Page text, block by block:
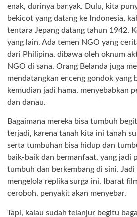
enak, durinya banyak. Dulu, kita
bekicot yang datang ke Indonesia,
tentara Jepang datang tahun 1942.
yang lain. Ada temen NGO yang
dari Philipina, dibawa oleh oknum
NGO di sana. Orang Belanda juga
mendatangkan enceng gondok yang
kemudian jadi hama, menyebabkan
dan danau.
Bagaimana mereka bisa tumbuh
terjadi, karena tanah kita ini tanah
serta tumbuhan bisa hidup dan
baik-baik dan bermanfaat, yang jadi
tumbuh dan berkembang di sini.
mengelola replika surga ini. Ibarat
ceroboh, penyakit akan menyebar.
Tapi, kalau sudah telanjur begitu